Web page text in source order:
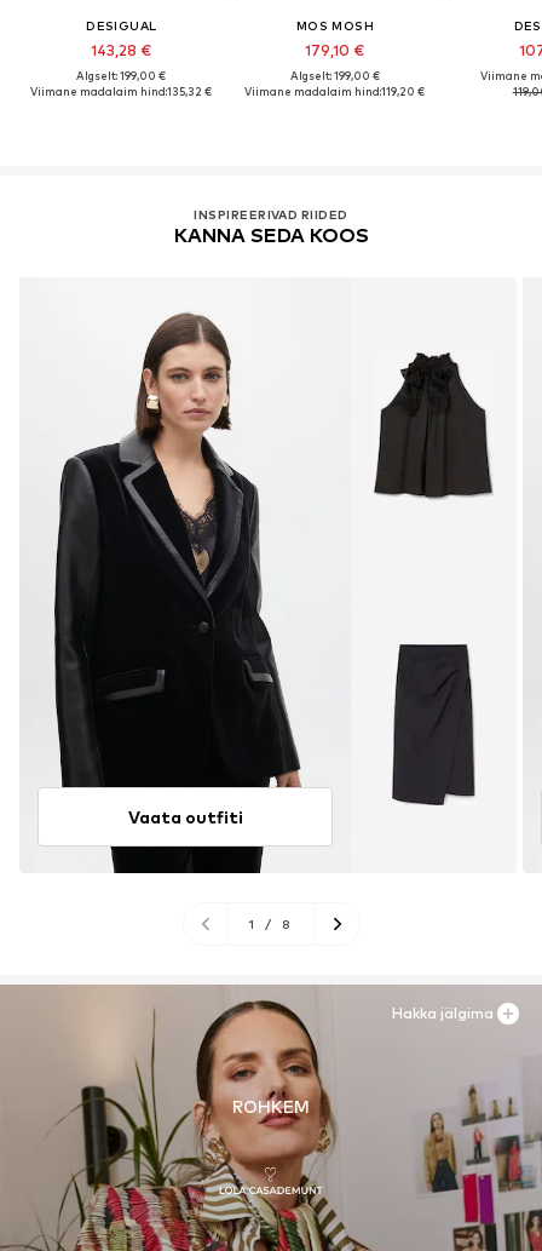
DESIGUAL
143,28 €
Algselt: 199,00 €
Viimane madalaim hind:135,32 €
MOS MOSH
179,10 €
Algselt: 199,00 €
Viimane madalaim hind:119,20 €
Viimane
INSPIREERIVAD RIIDED
KANNA SEDA KOOS
Vaata outfiti
1 / 8
ROHKEM
Hakka jälgima